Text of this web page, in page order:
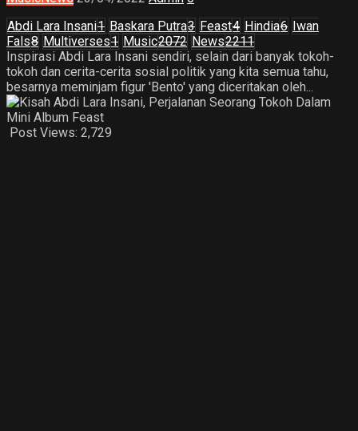
Abdi Lara Insani1 Baskara Putra3 Feast4 Hindia6 Iwan
Fals8 Multiverses1 Music2072 News2211
Inspirasi Abdi Lara Insani sendiri, selain dari banyak tokoh-
tokoh dan cerita-cerita sosial politik yang kita semua tahu,
besarnya meminjam figur 'Bento' yang diceritakan oleh...
Post Views: 2,729